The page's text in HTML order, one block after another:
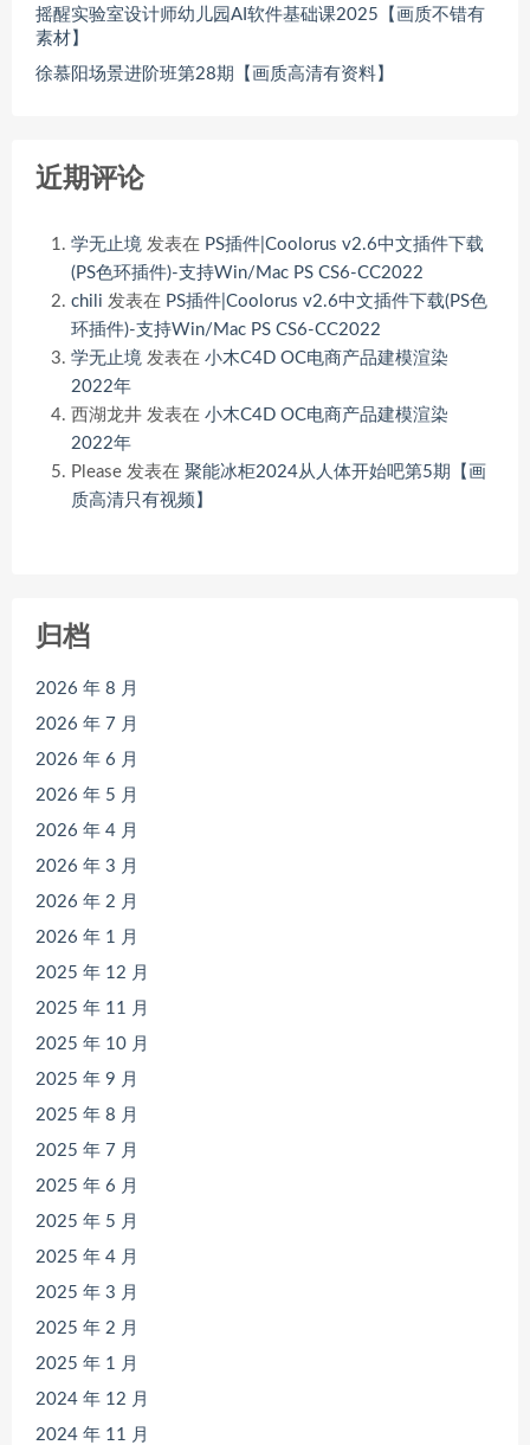
摇醒实验室设计师幼儿园AI软件基础课2025【画质不错有
素材】
徐慕阳场景进阶班第28期【画质高清有资料】
近期评论
学无止境 发表在 PS插件|Coolorus v2.6中文插件下载
(PS色环插件)-支持Win/Mac PS CS6-CC2022
chili 发表在 PS插件|Coolorus v2.6中文插件下载(PS色
环插件)-支持Win/Mac PS CS6-CC2022
学无止境 发表在 小木C4D OC电商产品建模渲染
2022年
西湖龙井 发表在 小木C4D OC电商产品建模渲染
2022年
Please 发表在 聚能冰柜2024从人体开始吧第5期【画
质高清只有视频】
归档
2026 年 8 月
2026 年 7 月
2026 年 6 月
2026 年 5 月
2026 年 4 月
2026 年 3 月
2026 年 2 月
2026 年 1 月
2025 年 12 月
2025 年 11 月
2025 年 10 月
2025 年 9 月
2025 年 8 月
2025 年 7 月
2025 年 6 月
2025 年 5 月
2025 年 4 月
2025 年 3 月
2025 年 2 月
2025 年 1 月
2024 年 12 月
2024 年 11 月